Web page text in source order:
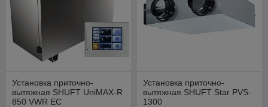
Установка приточно-
вытяжная SHUFT UniMAX-R
850 VWR EC
Установка приточно-
вытяжная SHUFT Star PVS-
1300